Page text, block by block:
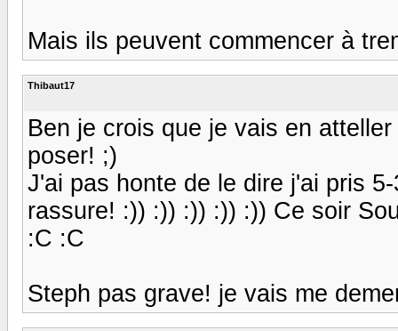
Mais ils peuvent commencer à
Thibaut17
Ben je crois que je vais en
poser! ;)
J'ai pas honte de le dire j'ai pris
rassure! :)) :)) :)) :)) :)) Ce soir
:C :C
Steph pas grave! je vais me